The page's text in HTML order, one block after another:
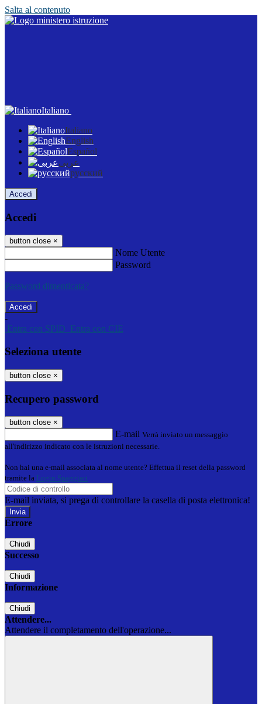
Salta al contenuto
Italiano
Italiano
English
Español
عربى
русский
Accedi
Accedi
button close ×
Nome Utente
Password
Password dimenticata?
-
Entra con SPID Entra con CIE
Seleziona utente
button close ×
Recupero password
button close ×
E-mail Verrà inviato un messaggio
all'indirizzo indicato con le istruzioni necessarie.
Non hai una e-mail associata al nome utente? Effettua il reset della password
tramite la Login Spaggiari
E-mail inviata, si prega di controllare la casella di posta elettronica!
Errore
Chiudi
Successo
Chiudi
Informazione
Chiudi
Attendere...
Attendere il completamento dell'operazione...